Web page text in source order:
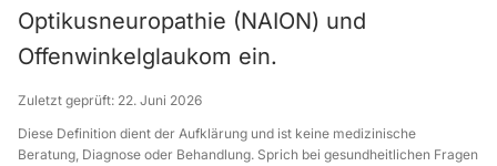
Optikusneuropathie (NAION) und
Offenwinkelglaukom ein.
Zuletzt geprüft: 22. Juni 2026
Diese Definition dient der Aufklärung und ist keine medizinische
Beratung, Diagnose oder Behandlung. Sprich bei gesundheitlichen Fragen